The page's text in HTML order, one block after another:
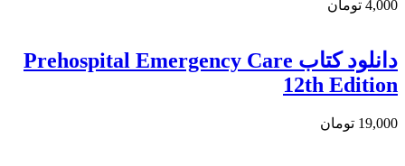
4,000 تومان
دانلود کتاب Prehospital Emergency Care
12th Edition
19,000 تومان